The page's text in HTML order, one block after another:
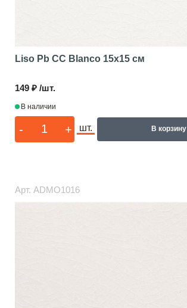
Liso Pb CC Blanco 15x15 см
149 ₽ /шт.
В наличии
- + шт. В корзину
Арт. ADMO1016